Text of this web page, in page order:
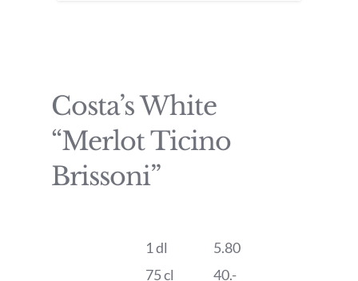
Costa’s White
“Merlot Ticino
Brissoni”
1 dl
5.80
75 cl
40.-